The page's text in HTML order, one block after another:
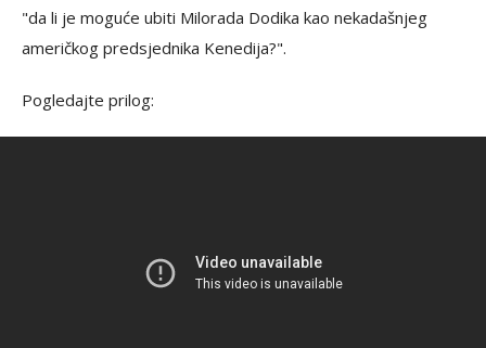
"da li je moguće ubiti Milorada Dodika kao nekadašnjeg
američkog predsjednika Kenedija?".
Pogledajte prilog: